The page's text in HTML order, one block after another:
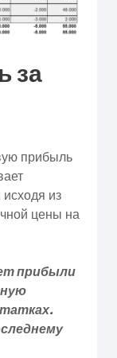
за
прибыль
из
цены на
прибыли